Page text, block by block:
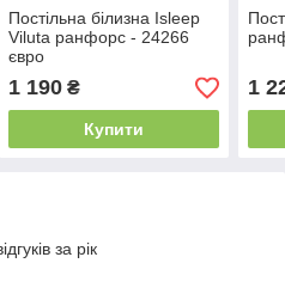
Постільна білизна Isleep
Viluta ранфорс - 24266
євро
1 190₴
Купити
1
за рік